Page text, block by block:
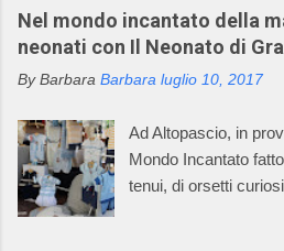
Nel mondo incantato della
neonati con Il Neonato di
By Barbara Barbara luglio 10, 2017
Ad Altopascio, in
Mondo Incantato
tenui, di orsetti
artigiani, che